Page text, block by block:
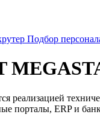
Подбор
реализацией
порталы, ERP и